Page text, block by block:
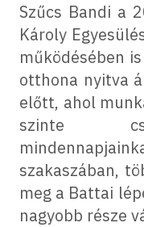
Szűcs Bandi a
Károly
működésében
otthona nyitva
előtt, ahol
szinte
szakaszában,
meg a Battai
nagyobb része